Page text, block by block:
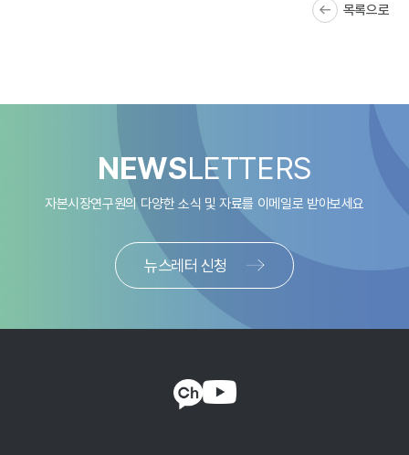
목록으로
NEWSLETTERS
자본시장연구원의 다양한 소식 및 자료를 이메일로 받아보세요
뉴스레터 신청